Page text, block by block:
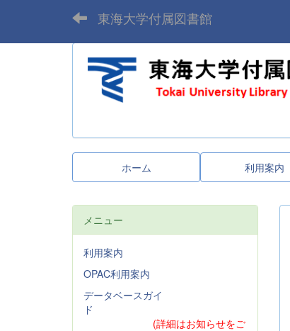
東海大学付属図書館
ホーム 利用案内
メニュー
利用案内
OPAC利用案内
データベースガイ
ド
(詳細はお知らせをご